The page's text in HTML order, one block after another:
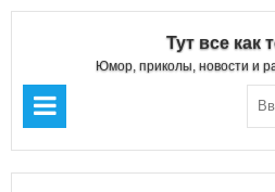
Тут все как
Юмор, приколы, новости и